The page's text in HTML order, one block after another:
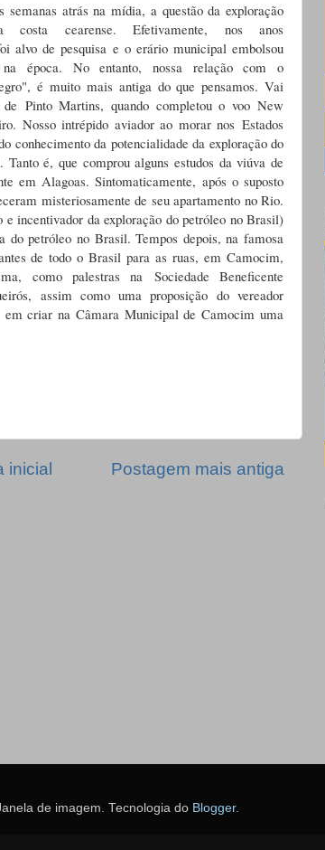
semanas atrás na mídia, a questão da exploração
costa cearense. Efetivamente, nos anos
alvo de pesquisa e o erário municipal embolsou
na época. No entanto, nossa relação com o
é muito mais antiga do que pensamos. Vai
Pinto Martins, quando completou o voo New
Nosso intrépido aviador ao morar nos Estados
conhecimento da potencialidade da exploração do
Tanto é, que comprou alguns estudos da viúva de
em Alagoas. Sintomaticamente, após o suposto
misteriosamente de seu apartamento no Rio.
incentivador da exploração do petróleo no Brasil)
petróleo no Brasil. Tempos depois, na famosa
de todo o Brasil para as ruas, em Camocim,
como palestras na Sociedade Beneficente
assim como uma proposição do vereador
criar na Câmara Municipal de Camocim uma
Postagem mais antiga
inicial
de imagem. Tecnologia do Blogger.